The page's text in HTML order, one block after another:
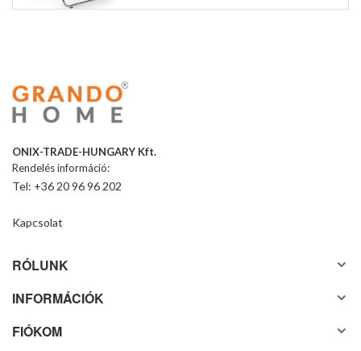
ONIX-TRADE-HUNGARY Kft.
Rendelés információ:
Tel: +36 20 96 96 202
Kapcsolat
RÓLUNK
INFORMÁCIÓK
FIÓKOM